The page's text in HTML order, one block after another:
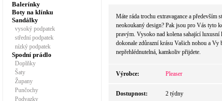
Balerínky
Boty na klínku
Sandálky
vysoký podpatek
střední podpatek
nízký podpatek
Spodní prádlo
Doplňky
Šaty
Župany
Punčochy
Podvazky
Máte ráda trochu extravagance a především
neokoukaný design? Pak jsou pro Vás tyto
pravým. Vysoko nad kolena sahající luxusní
dokonale zdůrazní krásu Vašich nohou a Vy
nepřehlédnutelná, kamkoliv přijdete.
Výrobce: Pleaser
Dostupnost: 2 týdny